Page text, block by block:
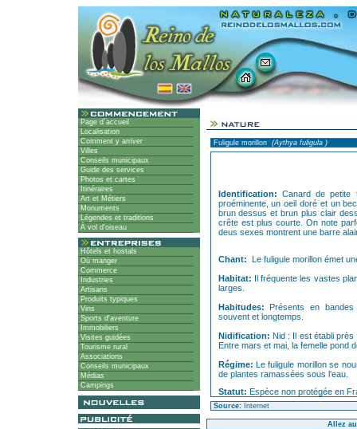
Page d´accueil
Localisation
Comment y arriver
Villes
Conseils municipaux
Guide des services
Photos et cartes
Itinéraires
Art et Métiers
Monuments
Légendes et traditions
À vol d'oiseau
Hôtels et hostals
Où manger
Commerce
Industries
Artisans
Produits typiques
Vins
Sports d'aventure
Immobiliers
Visites guidées
Tourisme rural
Associations
Conseils municipaux
Médias
Campings
Fuligule morillon (Aythya fuligula )
Identification: Canard de petite
proéminente, un oeil doré et un
brun dessus et brun plus clair
crête est plus courte. On note
deus sexes montrent une barre
Chant: Le fuligule morillon émet
Habitat: Il fréquente les vastes
larges.
Habitudes:
Présents en
souvent et longtemps.
Nidification: Nid : Il est établi
Entre mars et mai, la femelle pond
Régime: Le fuligule morillon se
de plantes ramassées sous l'eau.
Statut: Espèce non protégée en
Source: Internet
Allez